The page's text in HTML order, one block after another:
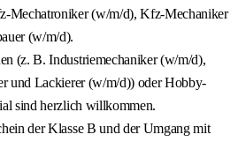
Mechatroniker (w/m/d), Kfz-Mechaniker
(w/m/d).
(z. B. Industriemechaniker (w/m/d),
und Lackierer (w/m/d)) oder Hobby-
sind herzlich willkommen.
der Klasse B und der Umgang mit